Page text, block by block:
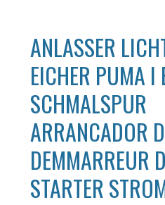
ANLASSER
EICHER PUMA I
SCHMALSPUR
ARRANCADOR
DEMMARREUR
STARTER